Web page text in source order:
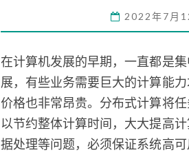
2022年7月
在计算机发展的早期，一直都是
展，有些业务需要巨大的计算能
价格也非常昂贵。分布式计算将
以节约整体计算时间，大大提高
据处理等问题，必须保证系统高